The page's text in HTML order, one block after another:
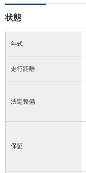
状態
年式
走行距離
法定整備
保証